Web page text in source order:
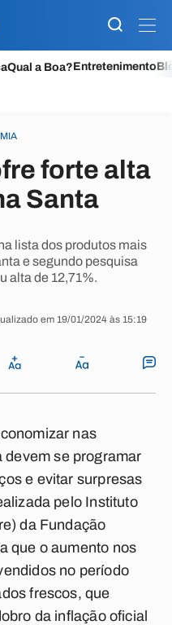
Qual a Boa?Entretenimento
forte alta
Santa
lista dos produtos mais
e segundo pesquisa
alta de 12,71%.
em 19/01/2024 às 15:19
nas
devem se programar
e evitar surpresas
pelo Instituto
da Fundação
que o aumento nos
no período
frescos, que
da inflação oficial